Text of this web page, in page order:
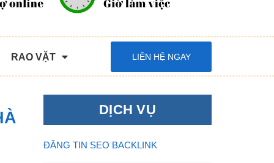
RAO VẶT LIÊN HỆ NGAY
DỊCH VỤ
ĐĂNG TIN SEO BACKLINK